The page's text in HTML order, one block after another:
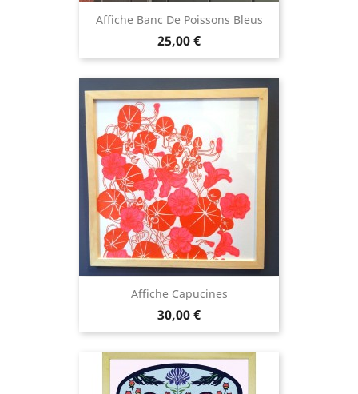
Affiche Banc De Poissons Bleus
Prix
25,00 €
Affiche Capucines
Prix
30,00 €